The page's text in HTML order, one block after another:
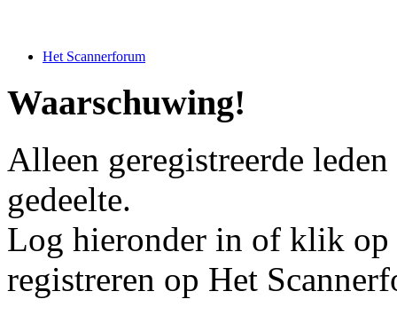
Het Scannerforum
Waarschuwing!
Alleen geregistreerde
gedeelte.
Log hieronder in of klik op
registreren op Het